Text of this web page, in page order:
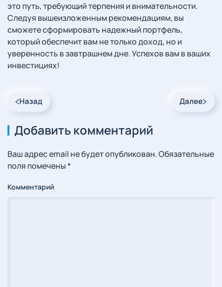
это путь, требующий терпения и внимательности.
Следуя вышеизложенным рекомендациям, вы
сможете сформировать надежный портфель,
который обеспечит вам не только доход, но и
уверенность в завтрашнем дне. Успехов вам в ваших
инвестициях!
Назад Далее
Добавить комментарий
Ваш адрес email не будет опубликован. Обязательные
поля помечены*
Комментарий